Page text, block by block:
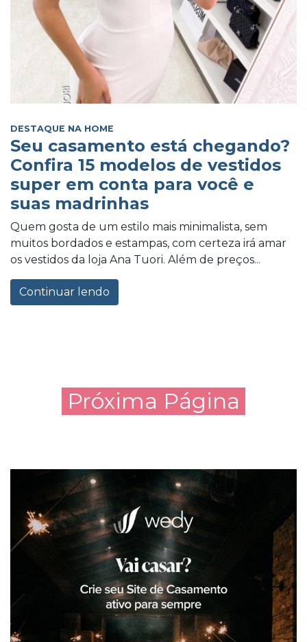
DESTAQUE NA HOME
Seu casamento está chegando?
Confira 15 modelos de vestidos
super em conta para você e
suas madrinhas
Quem gosta de um estilo mais minimalista, sem
muitos bordados e estampas, com certeza irá amar
os vestidos da loja Ana Tuori. Além de preços...
Continuar lendo
Próxima Página